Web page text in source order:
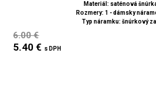
Materiál: saténová
Rozmery: 1 - dámsky
Typ náramku: šnúrkový
6.00 €
5.40 € s DPH